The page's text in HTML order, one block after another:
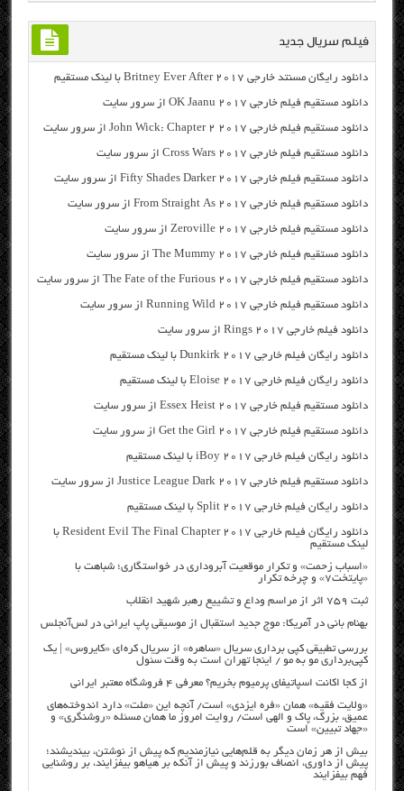
فیلم سریال جدید
دانلود رایگان مسنتد خارجی Britney Ever After 2017 با لینک مستقیم
دانلود مستقیم فیلم خارجی OK Jaanu 2017 از سرور سایت
دانلود مستقیم فیلم خارجی John Wick: Chapter 2 2017 از سرور سایت
دانلود مستقیم فیلم خارجی Cross Wars 2017 از سرور سایت
دانلود مستقیم فیلم خارجی Fifty Shades Darker 2017 از سرور سایت
دانلود مستقیم فیلم خارجی From Straight As 2017 از سرور سایت
دانلود مستقیم فیلم خارجی Zeroville 2017 از سرور سایت
دانلود مستقیم فیلم خارجی The Mummy 2017 از سرور سایت
دانلود مستقیم فیلم خارجی The Fate of the Furious 2017 از سرور سایت
دانلود مستقیم فیلم خارجی Running Wild 2017 از سرور سایت
دانلود فیلم خارجی Rings 2017 از سرور سایت
دانلود رایگان فیلم خارجی Dunkirk 2017 با لینک مستقیم
دانلود رایگان فیلم خارجی Eloise 2017 با لینک مستقیم
دانلود مستقیم فیلم خارجی Essex Heist 2017 از سرور سایت
دانلود مستقیم فیلم خارجی Get the Girl 2017 از سرور سایت
دانلود رایگان فیلم خارجی iBoy 2017 با لینک مستقیم
دانلود مستقیم فیلم خارجی Justice League Dark 2017 از سرور سایت
دانلود رایگان فیلم خارجی Split 2017 با لینک مستقیم
دانلود رایگان فیلم خارجی Resident Evil The Final Chapter 2017 با
لینک مستقیم
«اسباب زحمت» و تکرار موقعیت آبروداری در خواستگاری؛ شباهت با
«پایتخت۷» و چرخه تکرار
ثبت ۷۵۹ اثر از مراسم وداع و تشییع رهبر شهید انقلاب
بهنام بانی در آمریکا: موج جدید استقبال از موسیقی پاپ ایرانی در لس‌آنجلس
بررسی تطبیقی کپی برداری سریال «ساهره» از سریال کره‌ای «کایروس» | یک
کپی‌برداری مو به مو / اینجا تهران است به وقت سئول
از کجا اکانت اسپاتیفای پرمیوم بخریم؟ معرفی ۴ فروشگاه معتبر ایرانی
«ولایت فقیه» همان «فره ایزدی» است/ آنچه این «ملت» دارد اندوخته‌های
عمیق، بزرگ، پاک و الهی است/ روایت امروز ما همان مسئله «روشنگری» و
«جهاد تبیین» است
بیش از هر زمان دیگر به قلم‌هایی نیازمندیم که پیش از نوشتن، بیندیشند؛
پیش از داوری، انصاف بورزند و پیش از آنکه بر هیاهو بیفزایند، بر روشنایی
فهم بیفزایند